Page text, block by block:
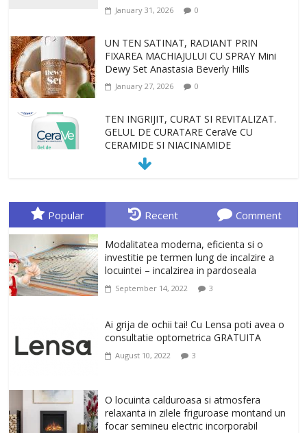
January 31, 2026 0
UN TEN SATINAT, RADIANT PRIN
FIXAREA MACHIAJULUI CU SPRAY Mini
Dewy Set Anastasia Beverly Hills
January 27, 2026 0
TEN INGRIJIT, CURAT SI REVITALIZAT.
GELUL DE CURATARE CeraVe CU
CERAMIDE SI NIACINAMIDE
January 23, 2026
ori o provocare. Idei inedite, cadouri
originale, le puteti avea la Giftspot.ro,
alegere buna, Oglinda de baie cu mărire
și iluminare LED
February 20, 2026 0
un corp sanatos si armonios dezvoltat,
cu Flexor Fitness-dispozitiv pentru
Un ten regenerat, fara riduri. Crema
antirid Ivatherm pentru o piele neteda si
elastica.
Popular Recent Comment
Modalitatea moderna, eficienta si o
investitie pe termen lung de incalzire a
locuintei – incalzirea in pardoseala
September 14, 2022 3
Ai grija de ochii tai! Cu Lensa poti avea o
consultatie optometrica GRATUITA
August 10, 2022 3
O locuinta calduroasa si atmosfera
relaxanta in zilele friguroase montand un
focar semineu electric incorporabil